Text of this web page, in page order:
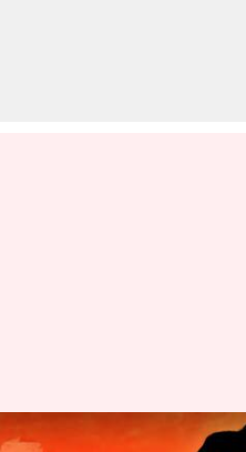
राजस्थान के